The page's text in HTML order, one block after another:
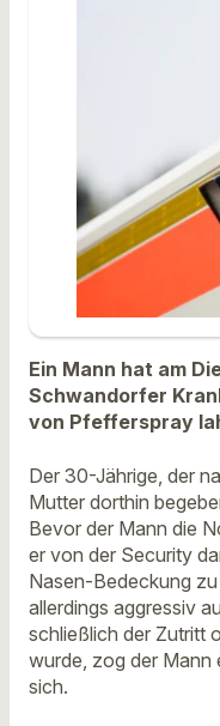
Ein Mann hat am
Schwandorfer
von Pfefferspray
Der 30-Jährige, der
Mutter dorthin
Bevor der Mann die
er von der Security
Nasen-Bedeckung
allerdings aggressiv
schließlich der Zutritt
wurde, zog der Mann
sich.